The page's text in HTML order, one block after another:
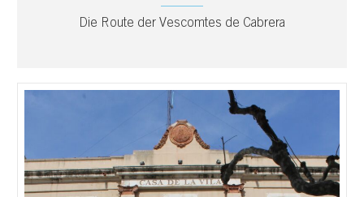
Die Route der Vescomtes de Cabrera